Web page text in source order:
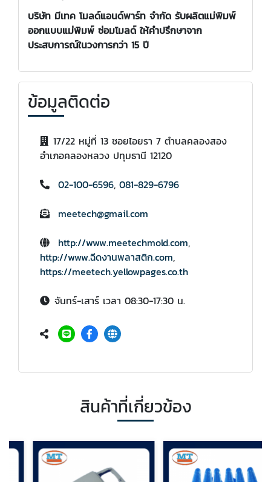
บริษัท มีเทค โมลด์แอนด์พาร์ท จำกัด รับผลิตแม่พิมพ์
ออกแบบแม่พิมพ์ ซ่อมโมลด์ ให้คำปรึกษาจาก
ประสบการณ์ในวงการกว่า 15 ปี
ข้อมูลติดต่อ
17/22 หมู่ที่ 13 ซอยไอยรา 7 ตำบลคลองสอง
อำเภอคลองหลวง ปทุมธานี 12120
02-100-6596, 081-829-6796
meetech@gmail.com
http://www.meetechmold.com,
http://www.ฉีดงานพลาสติก.com,
https://meetech.yellowpages.co.th
จันทร์-เสาร์ เวลา 08:30-17:30 น.
สินค้าที่เกี่ยวข้อง